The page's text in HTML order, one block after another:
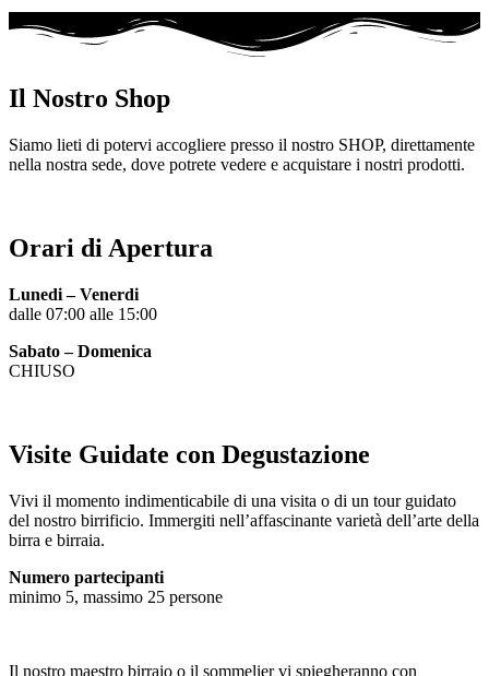
Il Nostro Shop
Siamo lieti di potervi accogliere presso il nostro SHOP, direttamente
nella nostra sede, dove potrete vedere e acquistare i nostri prodotti.
Orari di Apertura
Lunedi – Venerdi
dalle 07:00 alle 15:00
Sabato – Domenica
CHIUSO
Visite Guidate con Degustazione
Vivi il momento indimenticabile di una visita o di un tour guidato
del nostro birrificio. Immergiti nell’affascinante varietà dell’arte della
birra e birraia.
Numero partecipanti
minimo 5, massimo 25 persone
Il nostro maestro birraio o il sommelier vi spiegheranno con